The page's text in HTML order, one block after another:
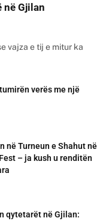
në Gjilan
vajza e tij e mitur ka
verës me një
në Turneun e Shahut në
– ja kush u renditën
qytetarët në Gjilan: